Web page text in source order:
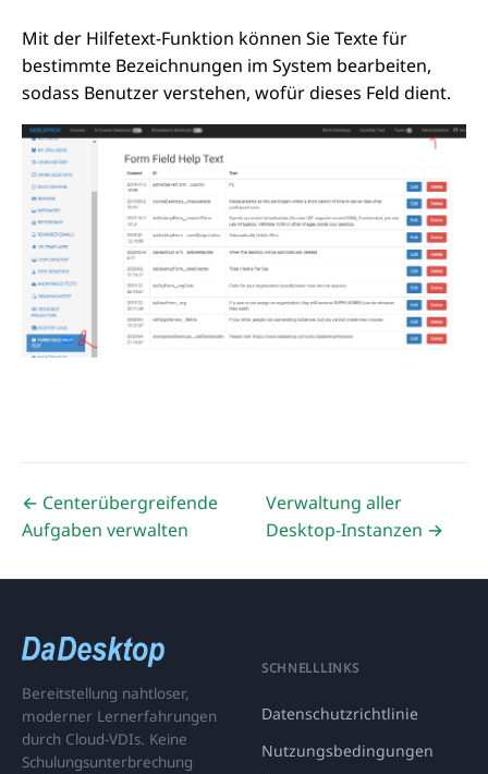
Mit der Hilfetext-Funktion können Sie Texte für
bestimmte Bezeichnungen im System bearbeiten,
sodass Benutzer verstehen, wofür dieses Feld dient.
← Centerübergreifende
Aufgaben verwalten
Verwaltung aller
Desktop-Instanzen →
Bereitstellung nahtloser,
moderner Lernerfahrungen
durch Cloud-VDIs. Keine
Schulungsunterbrechung
SCHNELLLINKS
Datenschutzrichtlinie
Nutzungsbedingungen